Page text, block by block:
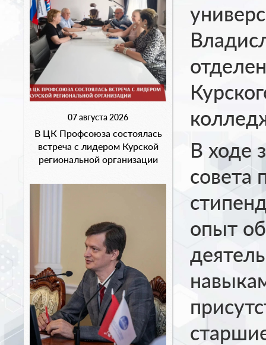
07 августа 2026
В ЦК Профсоюза состоялась
встреча с лидером Курской
региональной организации
В ходе
совета
опыт